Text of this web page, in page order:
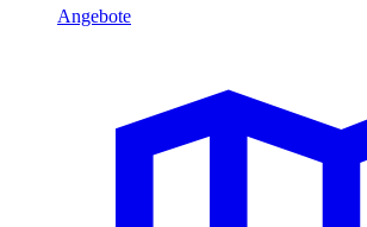
Angebote